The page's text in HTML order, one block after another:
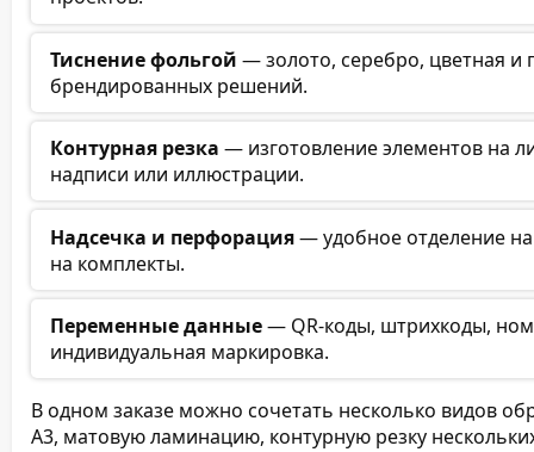
Тиснение фольгой — золото, серебро, цветная и
брендированных решений.
Контурная резка — изготовление элементов на
надписи или иллюстрации.
Надсечка и перфорация— удобное отделение
на комплекты.
Переменные данные— QR-коды, штрихкоды,
индивидуальная маркировка.
В одном заказе можно сочетать несколько видов
А3, матовую ламинацию, контурную резку